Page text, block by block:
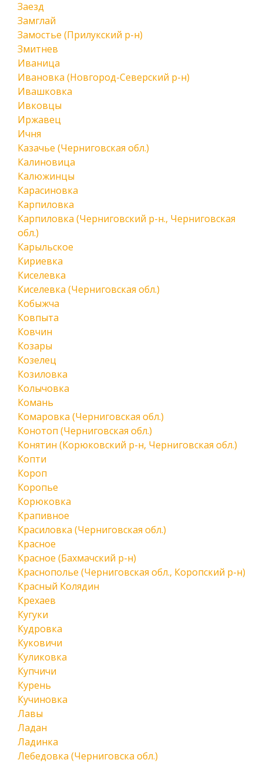
Заезд
Замглай
Замостье (Прилукский р-н)
Змитнев
Иваница
Ивановка (Новгород-Северский р-н)
Ивашковка
Ивковцы
Иржавец
Ичня
Казачье (Черниговская обл.)
Калиновица
Калюжинцы
Карасиновка
Карпиловка
Карпиловка (Черниговский р-н., Черниговская
обл.)
Карыльское
Кириевка
Киселевка
Киселевка (Черниговская обл.)
Кобыжча
Ковпыта
Ковчин
Козары
Козелец
Козиловка
Колычовка
Комань
Комаровка (Черниговская обл.)
Конотоп (Черниговская обл.)
Конятин (Корюковский р-н, Черниговская обл.)
Копти
Короп
Коропье
Корюковка
Крапивное
Красиловка (Черниговская обл.)
Красное
Красное (Бахмачский р-н)
Краснополье (Черниговская обл., Коропский р-н)
Красный Колядин
Крехаев
Кугуки
Кудровка
Куковичи
Куликовка
Купчичи
Курень
Кучиновка
Лавы
Ладан
Ладинка
Лебедовка (Черниговска обл.)